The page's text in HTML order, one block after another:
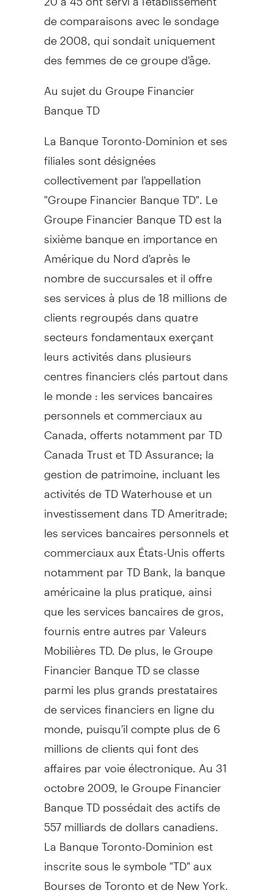
de comparaisons avec le sondage
de 2008, qui sondait uniquement
des femmes de ce groupe d'âge.
Au sujet du Groupe Financier
Banque TD
La Banque Toronto-Dominion et ses
filiales sont désignées
collectivement par l'appellation
"Groupe Financier Banque TD". Le
Groupe Financier Banque TD est la
sixième banque en importance en
Amérique du Nord d'après le
nombre de succursales et il offre
ses services à plus de 18 millions de
clients regroupés dans quatre
secteurs fondamentaux exerçant
leurs activités dans plusieurs
centres financiers clés partout dans
le monde : les services bancaires
personnels et commerciaux au
Canada, offerts notamment par TD
Canada Trust et TD Assurance; la
gestion de patrimoine, incluant les
activités de TD Waterhouse et un
investissement dans TD Ameritrade;
les services bancaires personnels et
commerciaux aux États-Unis offerts
notamment par TD Bank, la banque
américaine la plus pratique, ainsi
que les services bancaires de gros,
fournis entre autres par Valeurs
Mobilières TD. De plus, le Groupe
Financier Banque TD se classe
parmi les plus grands prestataires
de services financiers en ligne du
monde, puisqu'il compte plus de 6
millions de clients qui font des
affaires par voie électronique. Au 31
octobre 2009, le Groupe Financier
Banque TD possédait des actifs de
557 milliards de dollars canadiens.
La Banque Toronto-Dominion est
inscrite sous le symbole "TD" aux
Bourses de Toronto et de New York.